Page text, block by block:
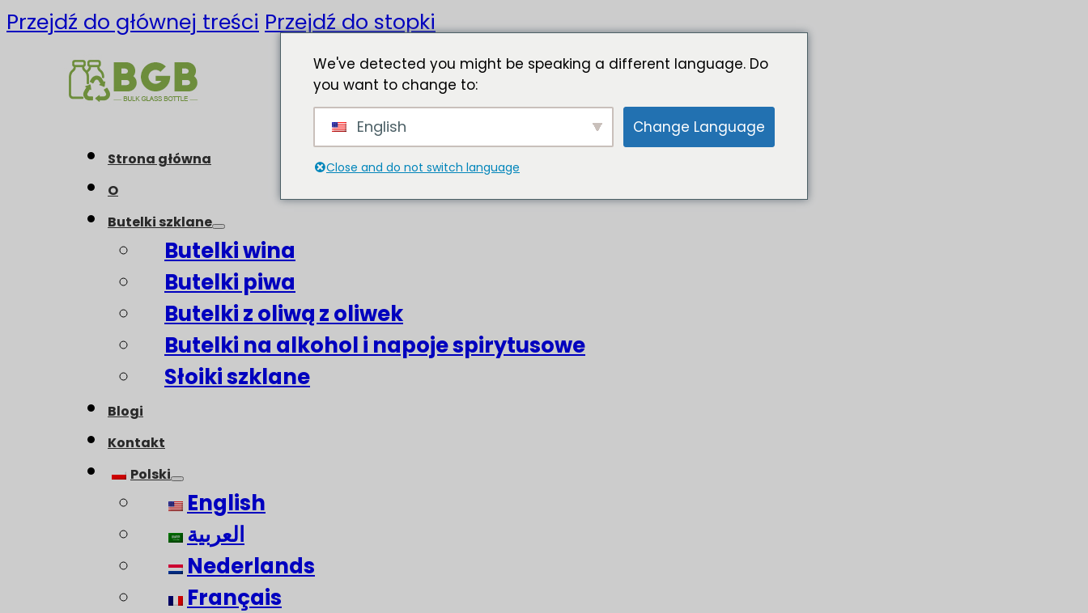
Przejdź do głównej treści Przejdź do stopki
Strona główna
O
Butelki szklane
Butelki wina
Butelki piwa
Butelki z oliwą z oliwek
Butelki na alkohol i napoje spirytusowe
Słoiki szklane
Blogi
Kontakt
Polski
English
العربية
Nederlands
Français
We've detected you might be speaking a different language. Do
you want to change to:
English Change Language
Close and do not switch language